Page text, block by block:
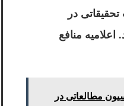
تحقیقاتی در
منافع
مطالعاتی در